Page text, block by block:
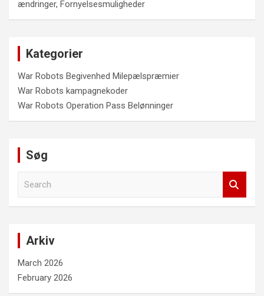
ændringer, Fornyelsesmuligheder
Kategorier
War Robots Begivenhed Milepælspræmier
War Robots kampagnekoder
War Robots Operation Pass Belønninger
Søg
Arkiv
March 2026
February 2026